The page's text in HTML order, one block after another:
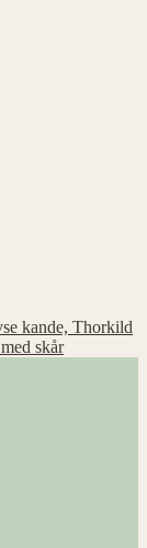
kande, Thorkild
skår